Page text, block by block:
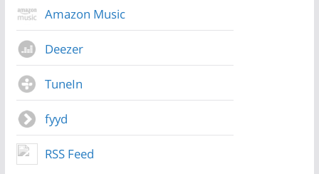
Amazon Music
Deezer
TuneIn
fyyd
RSS Feed